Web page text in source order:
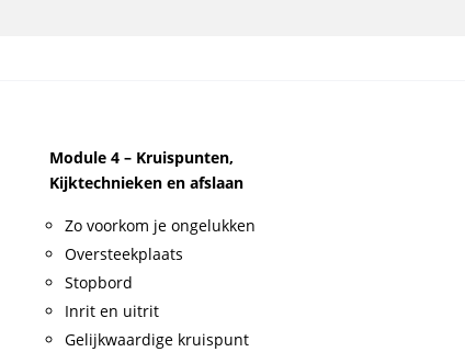
Module 4 – Kruispunten,
Kijktechnieken en afslaan
Zo voorkom je ongelukken
Oversteekplaats
Stopbord
Inrit en uitrit
Gelijkwaardige kruispunt